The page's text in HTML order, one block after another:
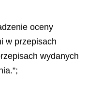
oceny
w przepisach
wydanych